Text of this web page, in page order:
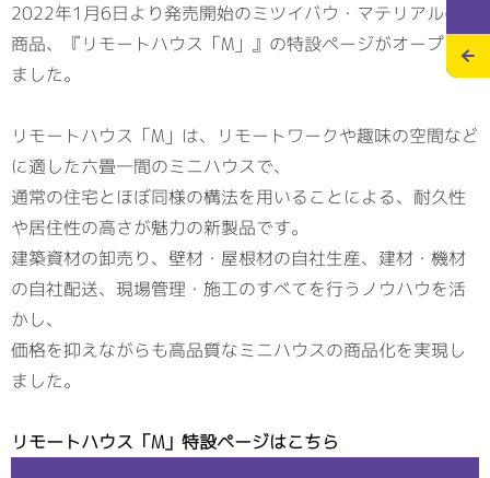
特設サイト
施工実績 スタッフブログ
お問合せ
メディアポリシー
RECRUITサイト
2022年1月6日より発売開始のミツイバウ・マテリアルの新
商品、『リモートハウス「M」』の特設ページがオープンし
ました。
リモートハウス「M」は、リモートワークや趣味の空間など
に適した六畳一間のミニハウスで、
通常の住宅とほぼ同様の構法を用いることによる、耐久性
や居住性の高さが魅力の新製品です。
建築資材の卸売り、壁材・屋根材の自社生産、建材・機材
の自社配送、現場管理・施工のすべてを行うノウハウを活
かし、
価格を抑えながらも高品質なミニハウスの商品化を実現し
ました。
リモートハウス「M」特設ページはこちら